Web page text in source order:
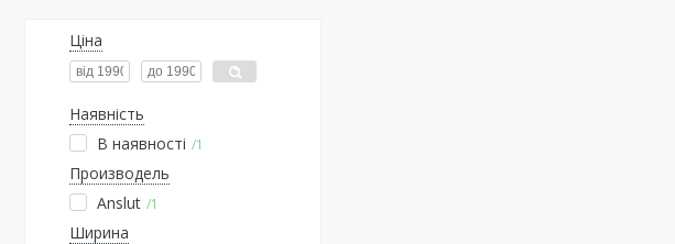
Ціна
Наявність
В наявності
1
Производель
Anslut 1
Ширина